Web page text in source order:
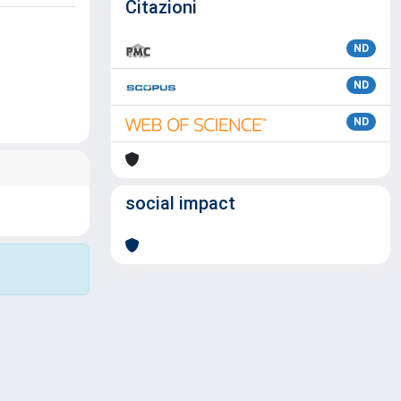
Citazioni
ND
ND
ND
social impact